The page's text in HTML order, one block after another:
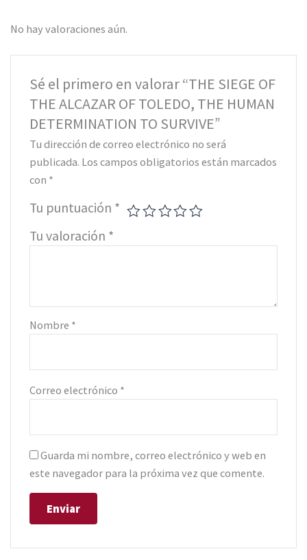
No hay valoraciones aún.
Sé el primero en valorar “THE SIEGE OF
THE ALCAZAR OF TOLEDO, THE HUMAN
DETERMINATION TO SURVIVE”
Tu dirección de correo electrónico no será
publicada. Los campos obligatorios están marcados
con *
Tu puntuación *
Tu valoración *
Nombre *
Correo electrónico *
Guarda mi nombre, correo electrónico y web en
este navegador para la próxima vez que comente.